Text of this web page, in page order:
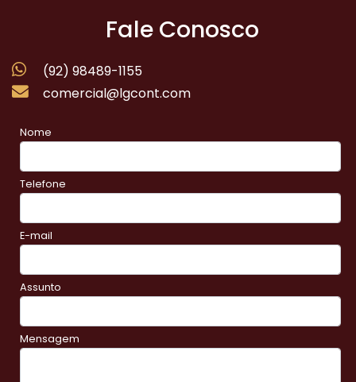
Fale Conosco
(92) 98489-1155
comercial@lgcont.com
Nome
Telefone
E-mail
Assunto
Mensagem